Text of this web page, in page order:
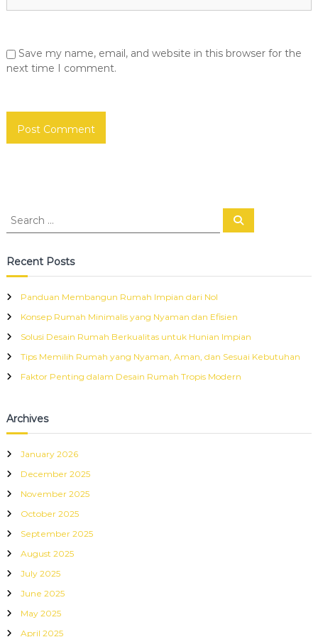
Save my name, email, and website in this browser for the
next time I comment.
S
r
c
f
o
r
S
Recent Posts
Panduan Membangun Rumah Impian dari Nol
Konsep Rumah Minimalis yang Nyaman dan Efisien
Solusi Desain Rumah Berkualitas untuk Hunian Impian
Tips Memilih Rumah yang Nyaman, Aman, dan Sesuai Kebutuhan
Faktor Penting dalam Desain Rumah Tropis Modern
Archives
January 2026
December 2025
November 2025
October 2025
September 2025
August 2025
July 2025
June 2025
May 2025
April 2025